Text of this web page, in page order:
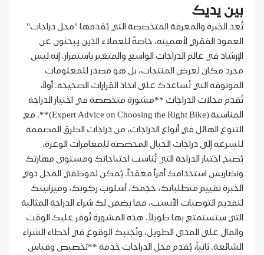
بين يديك
تُعد الخبرة والمعرفة المتخصصة التي يُقدمها "محل دراجات"
العمود الفقري لأهميته، خاصةً للعملاء الذين يبحثون عن
الإرشاد في عالم الدراجات الواسع والمتغير باستمرار. إنه ليس
مجرد مكان لعرض المنتجات، بل هو مصدر للمعلومات
الموثوقة التي تُساعدك على اتخاذ القرارات الصحيحة. أولاً،
تُقدم محلات الدراجات **مشورة متخصصة في اختيار الدراجة
المناسبة (Expert Advice on Choosing the Right Bike)**. مع
التنوع الهائل في أنواع الدراجات، من دراجات الطرق المصممة
للسرعة إلى دراجات الجبال المخصصة للمغامرات الوعرة،
يُصبح اختيار الدراجة التي تُناسب احتياجاتك ومستوى مهارتك
وتضاريس استخدامك أمراً معقداً. يُمكن لموظفي المحل ذوي
الخبرة تقييم متطلباتك، حجمك، أسلوب ركوبك، وميزانيتك
لتقديم التوصيات الأنسب، مما يضمن لك شراء الدراجة المثالية
التي ستستمتع بها طويلاً. هذه المشورة تُوفر عليك الوقت
والمال على المدى الطويل، وتُجنبك الوقوع في أخطاء الشراء
الشائعة. ثانياً، يُقدم محل الدراجات خدمة **تخصيص وقياس